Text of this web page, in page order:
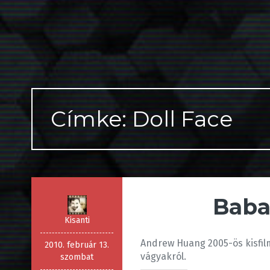
Címke: Doll Face
Kisanti
2010. február 13.
szombat
Andrew Huang 2005-ös
vágyakról.